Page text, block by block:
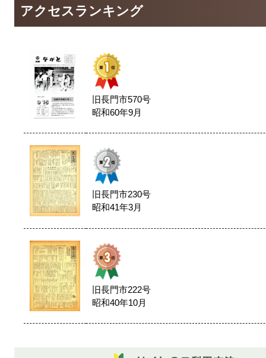
アクセスランキング
旧長門市570号
昭和60年9月
旧長門市230号
昭和41年3月
旧長門市222号
昭和40年10月